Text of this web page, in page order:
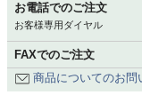
お電話でのご注文
お客様専用ダイヤル
FAXでのご注文
商品についてのお問